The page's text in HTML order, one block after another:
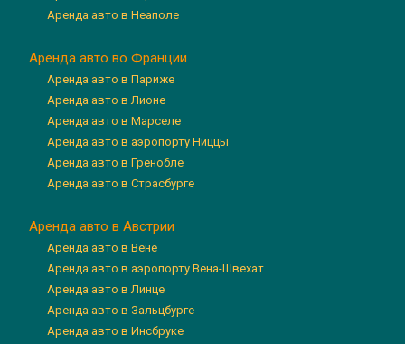
Аренда авто в Неаполе
Аренда авто во Франции
Аренда авто в Париже
Аренда авто в Лионе
Аренда авто в Марселе
Аренда авто в аэропорту Ниццы
Аренда авто в Гренобле
Аренда авто в Страсбурге
Аренда авто в Австрии
Аренда авто в Вене
Аренда авто в аэропорту Вена-Швехат
Аренда авто в Линце
Аренда авто в Зальцбурге
Аренда авто в Инсбруке